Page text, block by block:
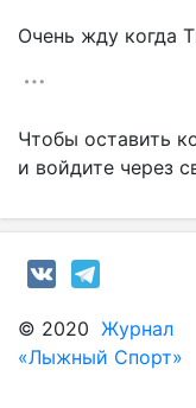
Очень жду когда
Чтобы оставить
и войдите через
© 2020 Журнал
«Лыжный Спорт»